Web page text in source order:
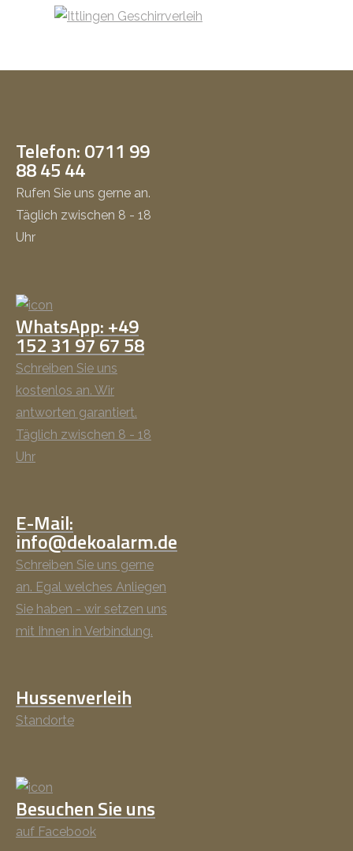
Telefon: 0711 99
88 45 44
Rufen Sie uns gerne an.
Täglich zwischen 8 - 18
Uhr
WhatsApp: +49
152 31 97 67 58
Schreiben Sie uns
kostenlos an. Wir
antworten garantiert.
Täglich zwischen 8 - 18
Uhr
E-Mail:
info@dekoalarm.de
Schreiben Sie uns gerne
an. Egal welches Anliegen
Sie haben - wir setzen uns
mit Ihnen in Verbindung.
Hussenverleih
Standorte
Besuchen Sie uns
auf Facebook